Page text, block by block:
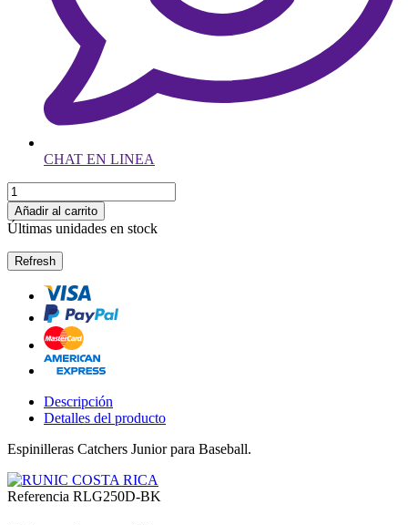
CHAT EN LINEA
Añadir al carrito
Últimas unidades en stock
Descripción
Detalles del producto
Espinilleras Catchers Junior para Baseball.
Referencia RLG250D-BK